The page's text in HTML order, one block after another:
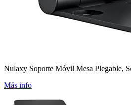
Nulaxy Soporte Móvil Mesa Plegable,
Más info